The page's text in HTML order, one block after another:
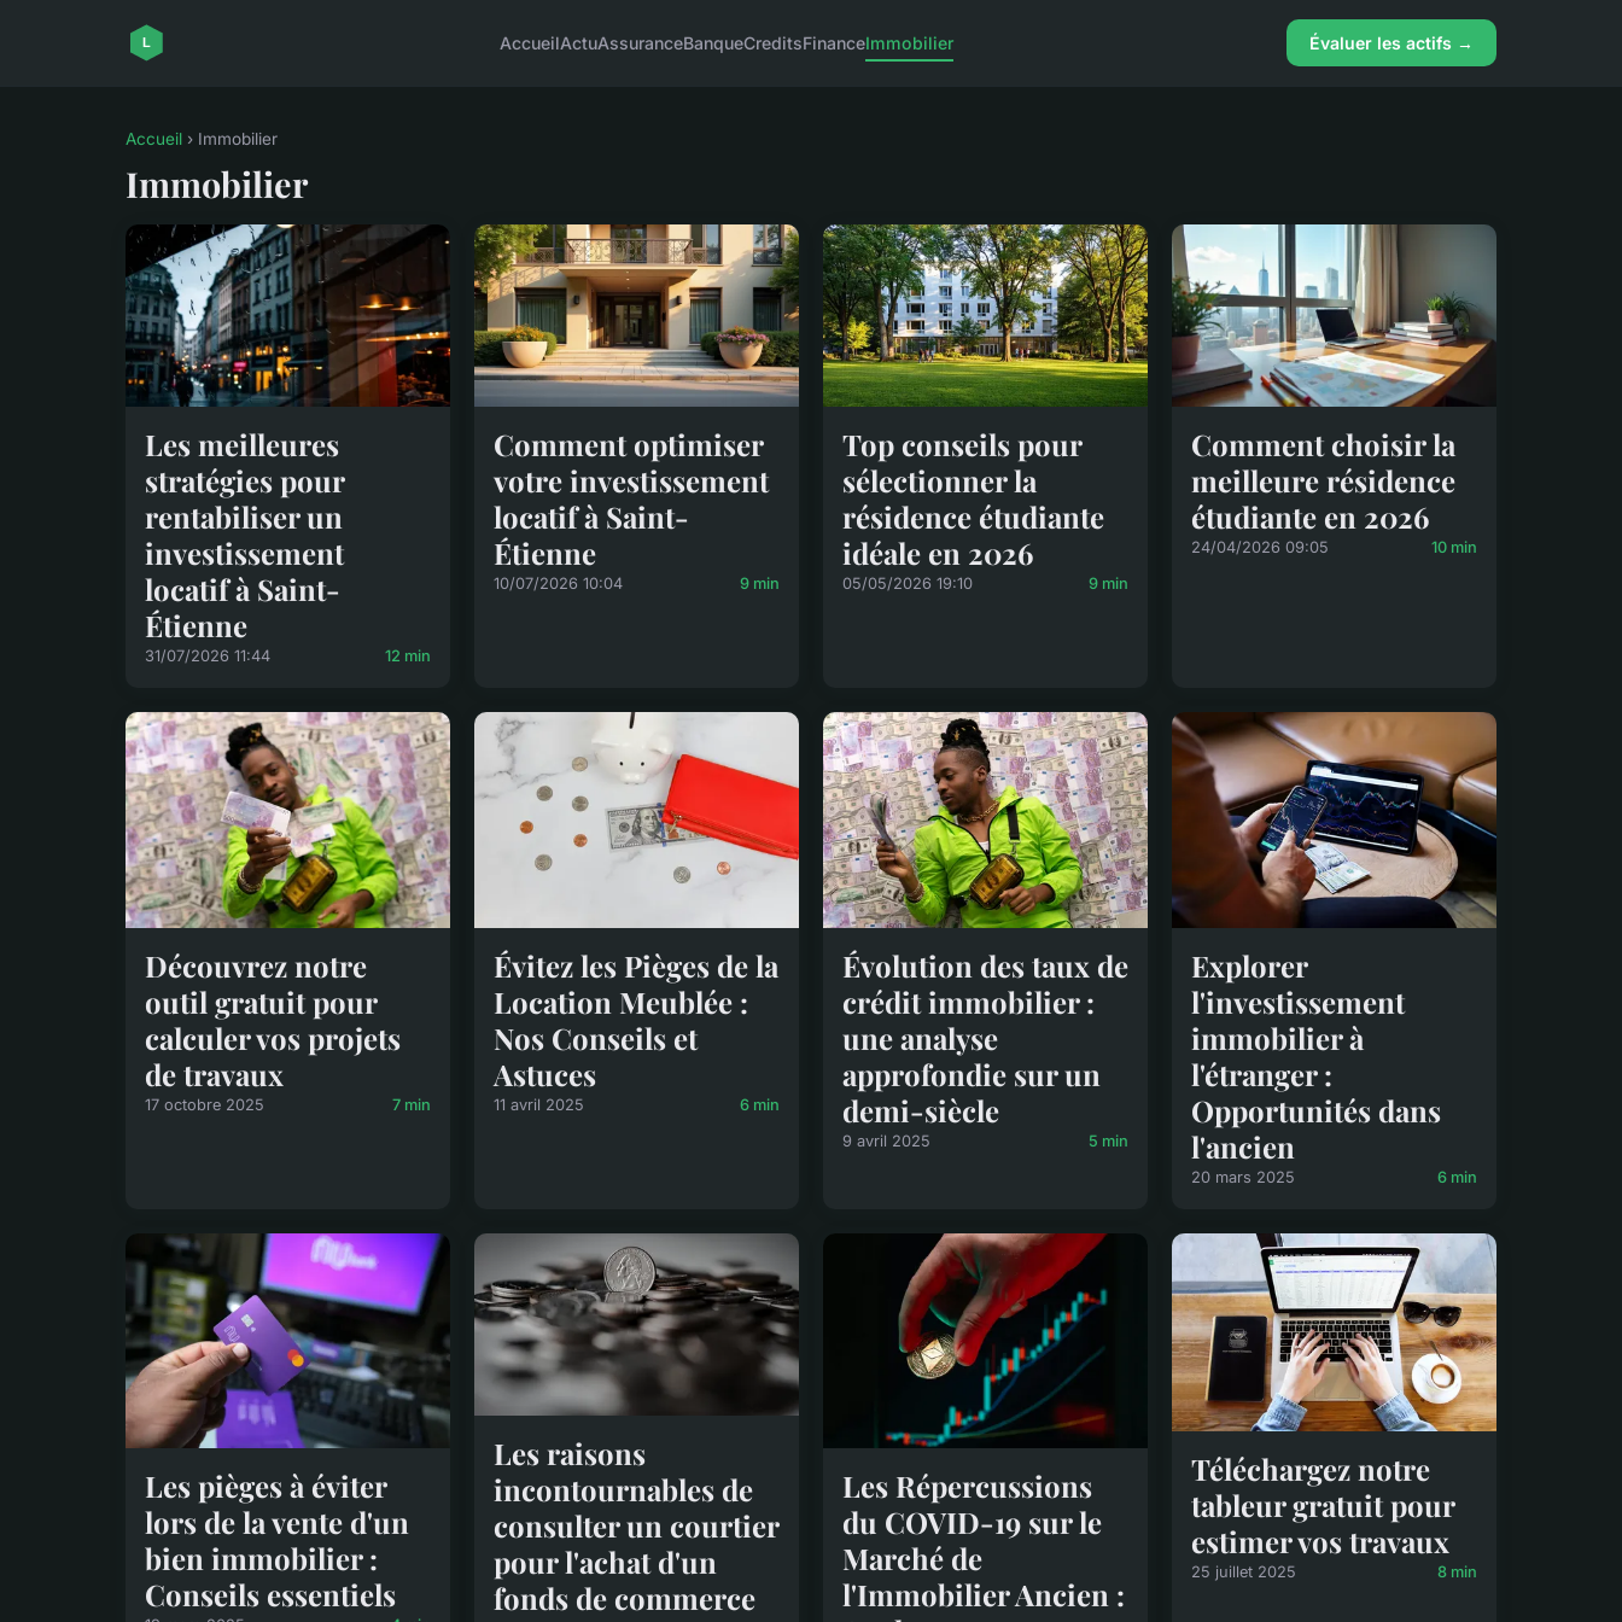
AccueilActuAssuranceBanqueCreditsFinanceImmobilier Évaluer les actifs →
Accueil › Immobilier
Immobilier
Les meilleures
stratégies pour
rentabiliser un
investissement
locatif à Saint-
Étienne
31/07/2026 11:44 12 min
Comment optimiser
votre investissement
locatif à Saint-
Étienne
10/07/2026 10:04 9 min
Top conseils pour
sélectionner la
résidence étudiante
idéale en 2026
05/05/2026 19:10 9 min
Comment choisir la
meilleure résidence
étudiante en 2026
24/04/2026 09:05 10 min
Découvrez notre
outil gratuit pour
calculer vos projets
de travaux
17 octobre 2025 7 min
Évitez les Pièges de la
Location Meublée :
Nos Conseils et
Astuces
11 avril 2025 6 min
Évolution des taux de
crédit immobilier :
une analyse
approfondie sur un
demi-siècle
9 avril 2025 5 min
Explorer
l'investissement
immobilier à
l'étranger :
Opportunités dans
l'ancien
20 mars 2025 6 min
Les pièges à éviter
lors de la vente d'un
bien immobilier :
Conseils essentiels
Les raisons
incontournables de
consulter un courtier
pour l'achat d'un
fonds de commerce
Les Répercussions
du COVID-19 sur le
Marché de
l'Immobilier Ancien :
Téléchargez notre
tableur gratuit pour
estimer vos travaux
25 juillet 2025 8 min